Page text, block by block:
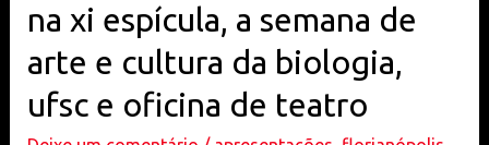
centro
de
convivência
da
UFSC
na xi espícula, a semana de
arte e cultura da biologia,
ufsc e oficina de teatro